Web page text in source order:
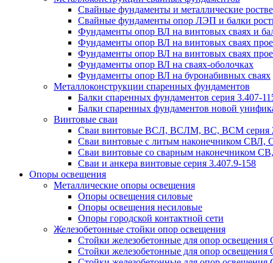
Свайные фундаменты и металлические
Свайные фундаменты опор ЛЭП и балки
Фундаменты опор ВЛ на винтовых сваях и
Фундаменты опор ВЛ на винтовых сваях
Фундаменты опор ВЛ на винтовых сваях
Фундаменты опор ВЛ на сваях-оболочках
Фундаменты опор ВЛ на буронабивных сваях
Металлоконструкции спаренных фундаментов
Балки спаренных фундаментов серия 3.407-
Балки спаренных фундаментов новой
Винтовые сваи
Сваи винтовые ВСЛ, ВСЛМ, ВС, ВСМ серия
Сваи винтовые с литым наконечником
Сваи винтовые со сварным наконечником
Сваи и анкера винтовые серия 3.407.9-158
Опоры освещения
Металлические опоры освещения
Опоры освещения силовые
Опоры освещения несиловые
Опоры городской контактной сети
Железобетонные стойки опор освещения
Стойки железобетонные для опор
Стойки железобетонные для опор